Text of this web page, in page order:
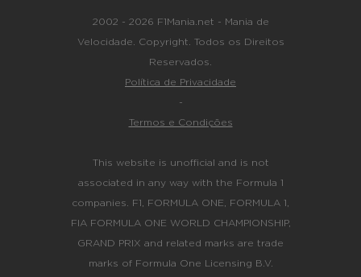
2002 - 2026 F1Mania.net - Mania de
Velocidade. Copyright. Todos os Direitos
Reservados.
Política de Privacidade
-
Termos e Condições
This website is unofficial and is not
associated in any way with the Formula 1
companies. F1, FORMULA ONE, FORMULA 1,
FIA FORMULA ONE WORLD CHAMPIONSHIP,
GRAND PRIX and related marks are trade
marks of Formula One Licensing B.V.